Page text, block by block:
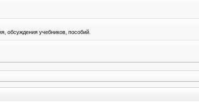
обсуждения учебников, пособий.